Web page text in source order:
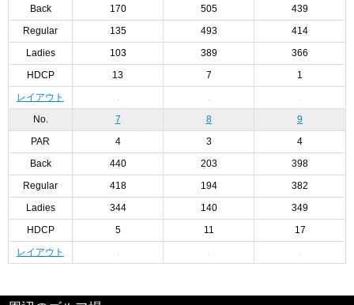
Back 170 505 439
Regular 135 493 414
Ladies 103 389 366
HDCP 13 7 1
レイアウト
No. 7 8 9
PAR 4 3 4
Back 440 203 398
Regular 418 194 382
Ladies 344 140 349
HDCP 5 11 17
レイアウト